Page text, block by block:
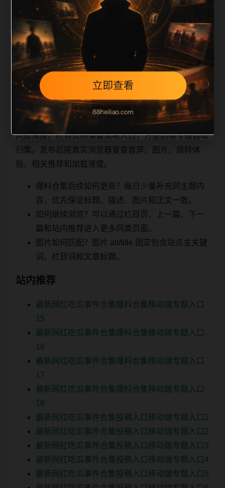
致。每次新增内容后同步检查标题、description、
canonical、主题图、alt、title和推荐链接，确保页面既
能被搜索引擎理解，也能让真实
相关问题与推荐
用户顺着栏目继续浏览。同站连续更新时避免重复标题
和重复首段，优先补充不同关键词、不同栏目词和不同
问题角度。栏目页则保留清晰入口，方便后续专题自动
归集。发布后按真实浏览器复查首屏、图片、跳转体
验、相关推荐和加载速度。
爆料合集后续如何更新？每日少量补充同主题内
容，优先保证标题、描述、图片和正文一致。
如何继续浏览？可以通过栏目页、上一篇、下一
篇和站内推荐进入更多同类页面。
图片如何匹配？图片 alt/title 固定包含站点主关键
词、栏目词和文章标题。
站内推荐
最新网红吃瓜事件合集爆料合集移动端专题入口
15
最新网红吃瓜事件合集爆料合集移动端专题入口
16
最新网红吃瓜事件合集爆料合集移动端专题入口
17
最新网红吃瓜事件合集爆料合集移动端专题入口
18
最新网红吃瓜事件合集投稿入口移动端专题入口1
最新网红吃瓜事件合集投稿入口移动端专题入口2
最新网红吃瓜事件合集投稿入口移动端专题入口3
最新网红吃瓜事件合集投稿入口移动端专题入口4
最新网红吃瓜事件合集投稿入口移动端专题入口5